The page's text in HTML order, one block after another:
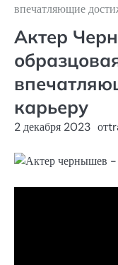
впечатляющие
Актер
карьеру
2 декабря 2023 от